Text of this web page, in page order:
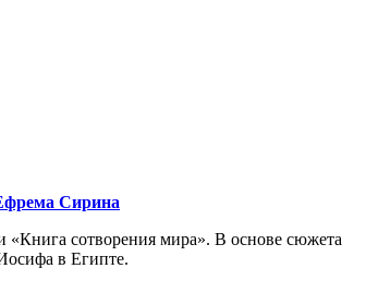
Сирина
«Книга сотворения мира». В основе сюжета
в Египте.